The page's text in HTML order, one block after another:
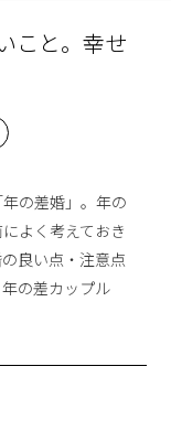
こと。幸せ
の差婚」。年の
よく考えておき
良い点・注意点
の差カップル